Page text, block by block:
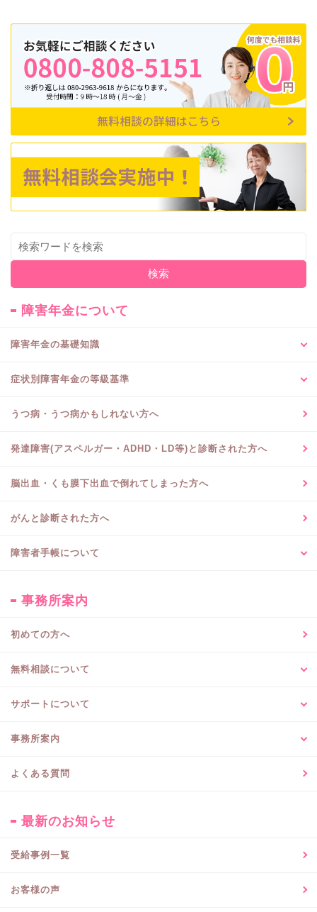
検索
障害年金について
障害年金の基礎知識
症状別障害年金の等級基準
うつ病・うつ病かもしれない方へ
発達障害(アスペルガー・ADHD・LD等)と診断された方へ
脳出血・くも膜下出血で倒れてしまった方へ
がんと診断された方へ
障害者手帳について
事務所案内
初めての方へ
無料相談について
サポートについて
事務所案内
よくある質問
最新のお知らせ
受給事例一覧
お客様の声